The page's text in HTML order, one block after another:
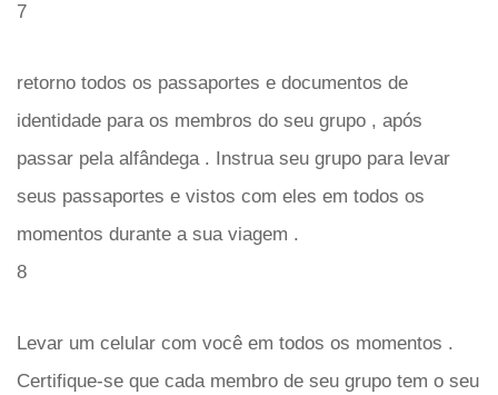
7
retorno todos os passaportes e documentos de
identidade para os membros do seu grupo , após
passar pela alfândega . Instrua seu grupo para levar
seus passaportes e vistos com eles em todos os
momentos durante a sua viagem .
8
Levar um celular com você em todos os momentos .
Certifique-se que cada membro de seu grupo tem o seu